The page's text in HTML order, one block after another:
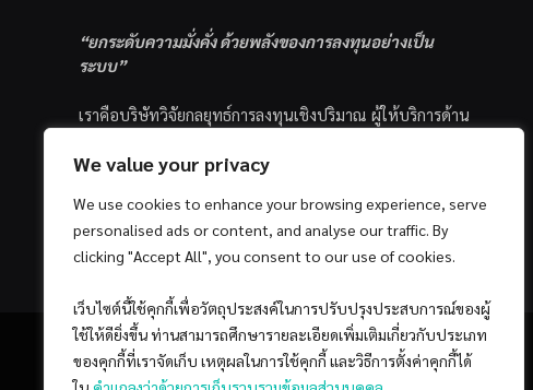
We value your privacy
We use cookies to enhance your browsing experience, serve
personalised ads or content, and analyse our traffic. By
clicking "Accept All", you consent to our use of cookies.
เว็บไซต์นี้ใช้คุกกี้เพื่อวัตถุประสงค์ในการปรับปรุงประสบการณ์ของผู้
ใช้ให้ดียิ่งขึ้น ท่านสามารถศึกษารายละเอียดเพิ่มเติมเกี่ยวกับประเภท
ของคุกกี้ที่เราจัดเก็บ เหตุผลในการใช้คุกกี้ และวิธีการตั้งค่าคุกกี้ได้
“ยกระดับความมั่งคั่ง ด้วยพลังของการลงทุนอย่างเป็น
ระบบ”
เราคือบริษัทวิจัยกลยุทธ์การลงทุนเชิงปริมาณ ผู้ให้บริการด้าน
ส่วนบุคคล ซึ่งมีเป้าหมายที่จะช่วยเหลือให้นักลงทุนไทย
ด้วยแนวคิดและกระบวนการลงทุนอย่างเป็นระบบแบบ
Quantitative & Systematic Investing